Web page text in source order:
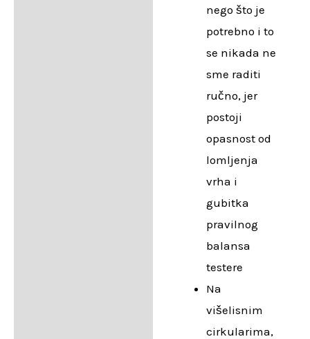
nego što je
potrebno i to
se nikada ne
sme raditi
ručno, jer
postoji
opasnost od
lomljenja
vrha i
gubitka
pravilnog
balansa
testere
Na
višelisnim
cirkularima,